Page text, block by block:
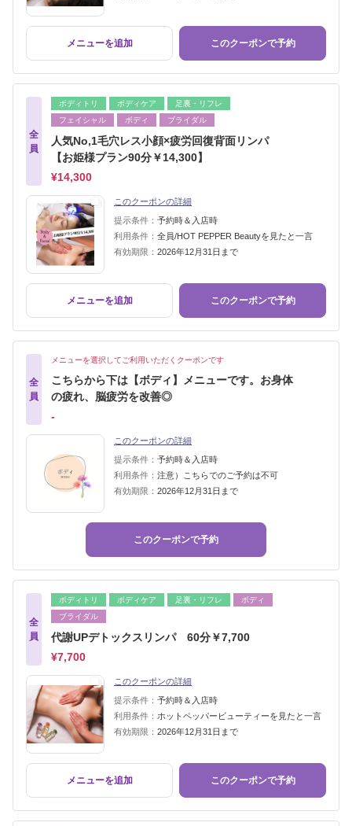
メニューを追加 このクーポンで予約
全
員
ボディトリ ボディケア
足裏・リフレ
フェイシャル
ボディ ブライダル
人気No,1毛穴レス小顔×疲労回復背面リンパ
【お姫様プラン90分￥14,300】
¥14,300
このクーポンの詳細
提示条件： 予約時＆入店時
利用条件： 全員/HOT PEPPER Beautyを見たと一言
有効期限： 2026年12月31日まで
メニューを追加 このクーポンで予約
全
員
メニューを選択してご利用いただくクーポンです
こちらから下は【ボディ】メニューです。お身体
の疲れ、脳疲労を改善◎
‐
このクーポンの詳細
提示条件： 予約時＆入店時
利用条件： 注意）こちらでのご予約は不可
有効期限： 2026年12月31日まで
このクーポンで予約
全
員
ボディトリ ボディケア 足裏・リフレ
ボディ
ブライダル
代謝UPデトックスリンパ 60分￥7,700
¥7,700
このクーポンの詳細
提示条件： 予約時＆入店時
利用条件： ホットペッパービューティーを見たと一言
有効期限： 2026年12月31日まで
メニューを追加 このクーポンで予約